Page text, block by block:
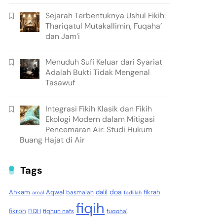
Sejarah Terbentuknya Ushul Fikih:
Thariqatul Mutakallimin, Fuqaha’
dan Jam’i
Menuduh Sufi Keluar dari Syariat
Adalah Bukti Tidak Mengenal
Tasawuf
Integrasi Fikih Klasik dan Fikih
Ekologi Modern dalam Mitigasi
Pencemaran Air: Studi Hukum
Buang Hajat di Air
Tags
Ahkam amal Aqwal basmalah dalil doa fadlilah fikrah
fikroh FIQH fiqhun nafs fiqih fuqoha'